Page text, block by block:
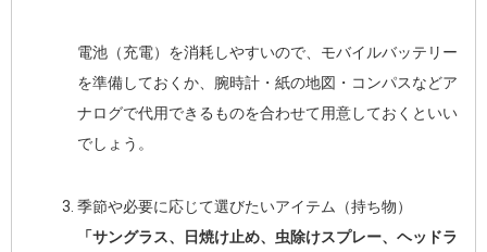
電池（充電）を消耗しやすいので、モバイルバッテリー
を準備しておくか、腕時計・紙の地図・コンパスなどア
ナログで代用できるものを合わせて用意しておくといい
でしょう。
季節や必要に応じて選びたいアイテム（持ち物）
「サングラス、日焼け止め、虫除けスプレー、ヘッドラ